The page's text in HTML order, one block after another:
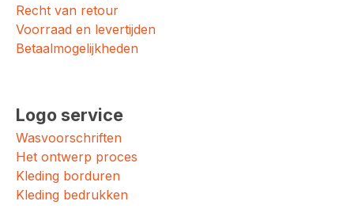
Recht van retour
Voorraad en levertijden
Betaalmogelijkheden
Logo service
Wasvoorschriften
Het ontwerp proces
Kleding borduren
Kleding bedrukken